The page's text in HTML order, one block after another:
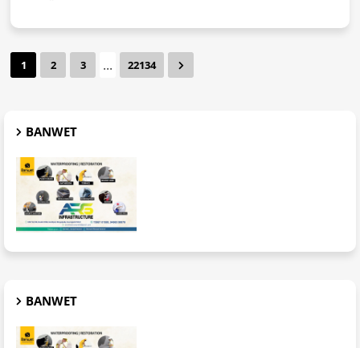
1 2 3 ... 22134
BANWET
BANWET